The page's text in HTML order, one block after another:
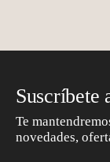
Suscríbete
Te
novedades,